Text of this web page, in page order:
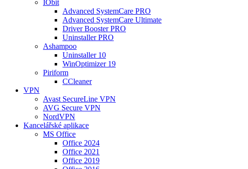
IObit
Advanced SystemCare PRO
Advanced SystemCare Ultimate
Driver Booster PRO
Uninstaller PRO
Ashampoo
Uninstaller 10
WinOptimizer 19
Piriform
CCleaner
VPN
Avast SecureLine VPN
AVG Secure VPN
NordVPN
Kancelářské aplikace
MS Office
Office 2024
Office 2021
Office 2019